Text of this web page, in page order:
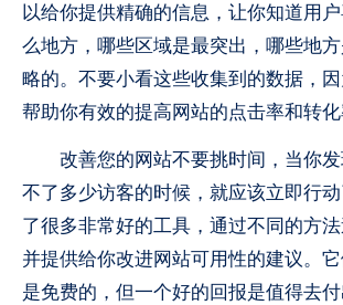
以给你提供精确的信息，让你知道用
么地方，哪些区域是最突出，哪些地
略的。不要小看这些收集到的数据，
帮助你有效的提高网站的点击率和转化
改善您的网站不要挑时间，当你发
不了多少访客的时候，就应该立即行
了很多非常好的工具，通过不同的方
并提供给你改进网站可用性的建议。
是免费的，但一个好的回报是值得去